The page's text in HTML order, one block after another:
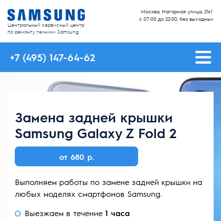
Центральный сервисный центр
по ремонту техники Samsung
Москва, Нагорная улица, 21к1
с 07:00 до 22:00, без выходных
+7 (495) 147-64-62
Замена задней крышки
Samsung Galaxy Z Fold 2
от 680 р.
Выполняем работы по замене задней крышки на
любых моделях смартфонов Samsung.
Выезжаем в течение 1 часа